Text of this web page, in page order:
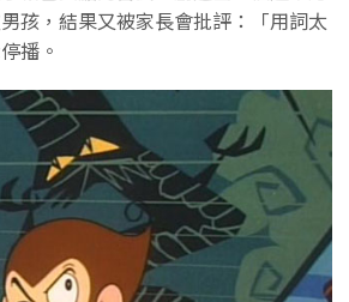
孩，結果又被家長會批評：「用詞太
播。